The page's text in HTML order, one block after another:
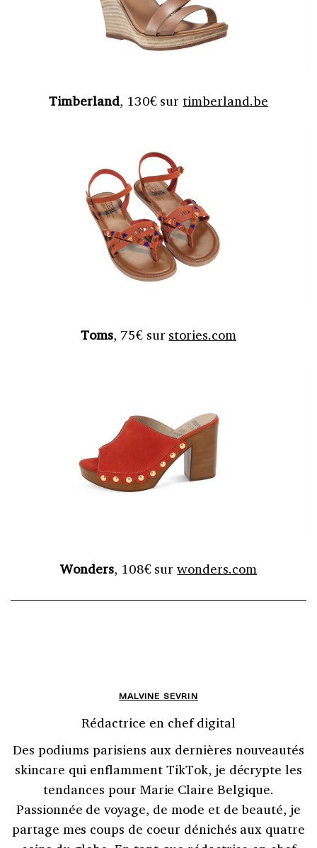
Timberland, 130€ surtimberland.be
Toms, 75€ sur stories.com
Wonders, 108€ surwonders.com
MALVINE SEVRIN
Rédactrice en chef digital
Des podiums parisiens aux dernières nouveautés
skincare qui enflamment TikTok, je décrypte les
tendances pour Marie Claire Belgique.
Passionnée de voyage, de mode et de beauté, je
partage mes coups de coeur dénichés aux quatre